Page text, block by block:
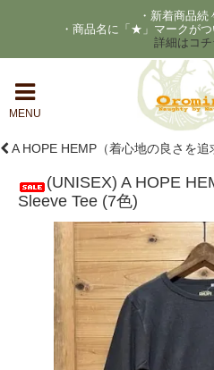
・新着商品続
・商品名に「★」マークがつ
詳細はコチ
MENU
A HOPE HEMP（着心地の良さを追
(UNISEX) A HOPE
Sleeve Tee (7色)